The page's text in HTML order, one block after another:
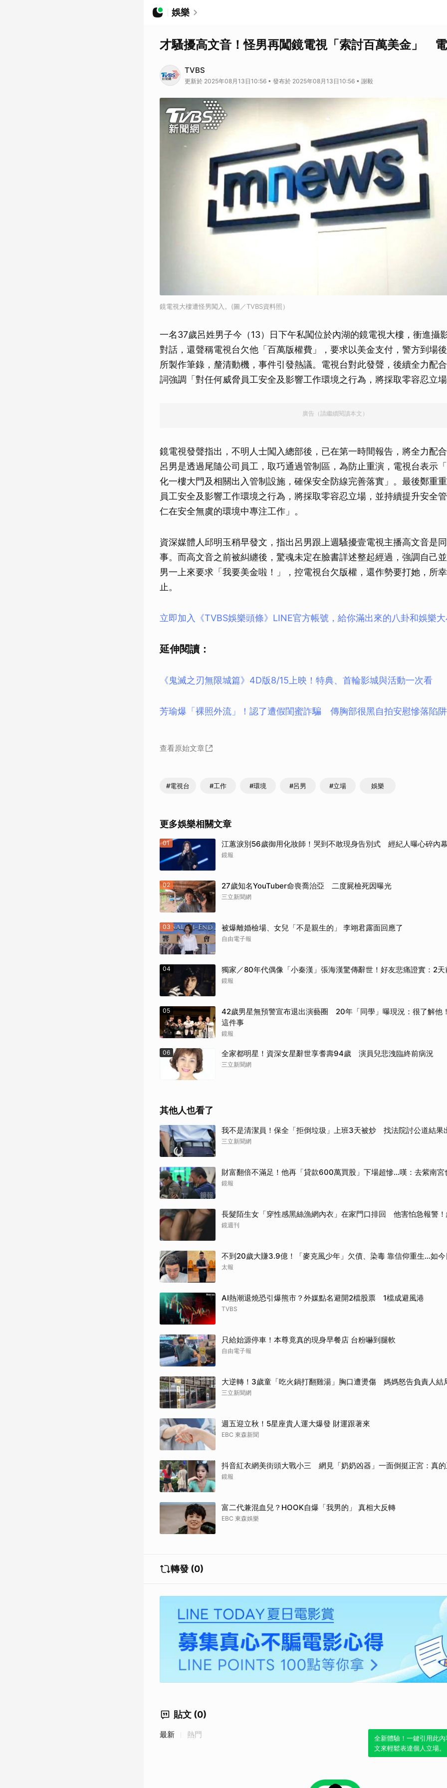
娛樂
才騷擾高文音！怪男再闖鏡電視「索討百萬美金」
TVBS
更新於 2025年08月13日10:56 • 發布於 2025年08月13日10:56 • 謝毅
鏡電視大樓遭怪男闖入。(圖／TVBS資料照）
一名37歲呂姓男子今（13）日下午私闖位於內湖的鏡電視大樓，衝進攝
對話，還聲稱電視台欠他「百萬版權費」，要求以美金支付，警方到場
所製作筆錄，釐清動機，事件引發熱議。電視台對此發聲，後續全力配
詞強調「對任何威脅員工安全及影響工作環境之行為，將採取零容忍立
廣告（請繼續閱讀本文）
鏡電視發聲指出，不明人士闖入總部後，已在第一時間報告，將全力配
呂男是透過尾隨公司員工，取巧通過管制區，為防止重演，電視台表示
化一樓大門及相關出入管制設施，確保安全防線完善落實」。最後鄭重
員工安全及影響工作環境之行為，將採取零容忍立場，並持續提升安全
仁在安全無虞的環境中專注工作」。
資深媒體人邱明玉稍早發文，指出呂男跟上週騷擾壹電視主播高文音是
事。而高文音之前被糾纏後，驚魂未定在臉書詳述整起經過，強調自己
男一上來要求「我要美金啦！」，控電視台欠版權，還作勢要打她，所
止。
立即加入《TVBS娛樂頭條》LINE官方帳號，給你滿出來的八卦和娛樂
延伸閱讀：
《鬼滅之刃無限城篇》4D版8/15上映！特典、首輪影城與活動一次看
芳瑜爆「裸照外流」！認了遭假閨蜜詐騙 傳胸部很黑自拍安慰慘落陷阱
查看原始文章
#電視台 #工作 #環境 #呂男 #立場 娛樂
更多娛樂相關文章
01 江蕙淚別56歲御用化妝師！哭到不敢現身告別式 經紀人曝心碎內
鏡報
02 27歲知名YouTuber命喪喬治亞 二度屍檢死因曝光
三立新聞網
03 被爆離婚檢場、女兒「不是親生的」 李翊君露面回應了
自由電子報
04 獨家／80年代偶像「小秦漢」張海漢驚傳辭世！好友悲痛證實：2天
鏡報
05
42歲男星無預警宣布退出演藝圈 20年「同學」曝現況：很了解他
這件事
鏡報
06 全家都明星！資深女星辭世享耆壽94歲 演員兒悲洩臨終前病況
三立新聞網
其他人也看了
我不是清潔員！保全「拒倒垃圾」上班3天被炒 找法院討公道結果
三立新聞網
財富翻倍不滿足！他再「貸款600萬買股」下場超慘...嘆：去紫南宮
鏡報
長髮陌生女「穿性感黑絲漁網內衣」在家門口排回 他害怕急報警
鏡週刊
不到20歲大賺3.9億！「麥克風少年」欠債、染毒 靠信仰重生...如
太報
AI熱潮退燒恐引爆熊市？外媒點名避開2檔股票 1檔成避風港
TVBS
只給始源停車！本尊竟真的現身早餐店 台粉嚇到腿軟
自由電子報
大逆轉！3歲童「吃火鍋打翻雞湯」胸口遭燙傷 媽媽怒告負責人結
三立新聞網
週五迎立秋！5星座貴人運大爆發 財運跟著來
EBC 東森新聞
抖音紅衣網美街頭大戰小三 網見「奶奶凶器」一面倒挺正宮：真
鏡報
富二代兼混血兒？HOOK自爆「我男的」 真相大反轉
EBC 東森娛樂
轉發 (0)
貼文 (0)
全新體驗！一鍵引用此
文來輕鬆表達個人立場。
最新 熱門
取消